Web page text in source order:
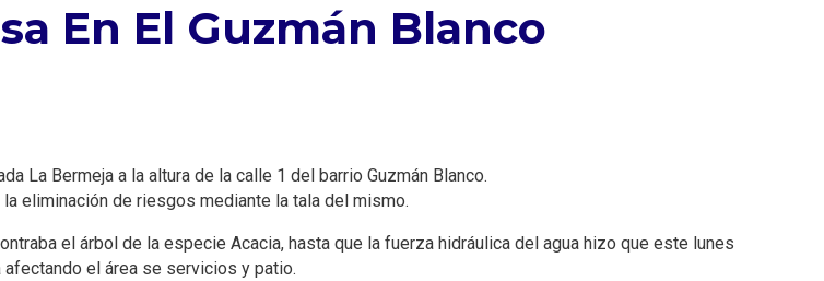
En El Guzmán Blanco
La Bermeja a la altura de la calle 1 del barrio Guzmán Blanco.
eliminación de riesgos mediante la tala del mismo.
el árbol de la especie Acacia, hasta que la fuerza hidráulica del agua hizo que este lunes
el área se servicios y patio.